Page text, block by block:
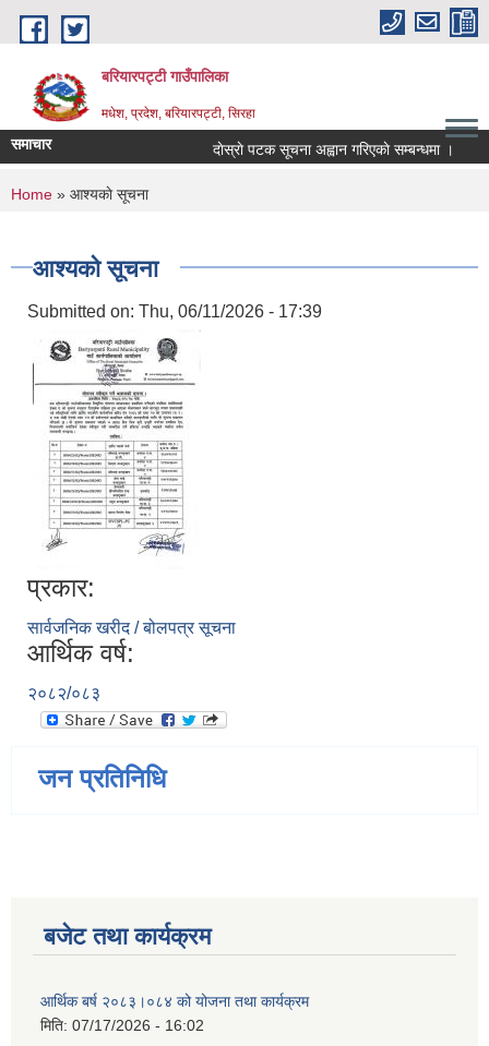
Skip to main content
बरियारपट्टी गाउँपालिका
मधेश, प्रदेश, बरियारपट्टी, सिरहा
समाचार दाेस्राे पटक सूचना अह्वान गरिएकाे सम्बन्धमा ।
You are here
Home » आश्यकाे सूचना
आश्यकाे सूचना
Submitted on: Thu, 06/11/2026 - 17:39
प्रकार:
सार्वजनिक खरीद / बोलपत्र सूचना
आर्थिक वर्ष:
२०८२/०८३
जन प्रतिनिधि
बजेट तथा कार्यक्रम
आर्थिक बर्ष २०८३।०८४ को योजना तथा कार्यक्रम
मिति: 07/17/2026 - 16:02